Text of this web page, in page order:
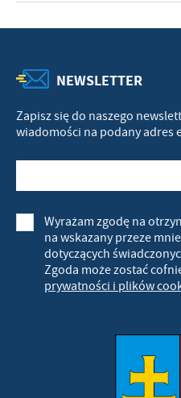
NEWSLETTER
Zapisz się do naszego
wiadomości na podany adres
Wyrażam zgodę na
na wskazany przeze
dotyczących
Zgoda może zostać
prywatności i plików